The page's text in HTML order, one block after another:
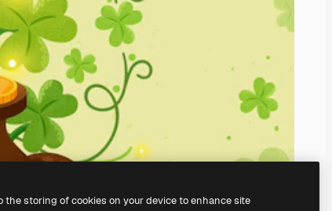
the storing of cookies on your device to enhance site